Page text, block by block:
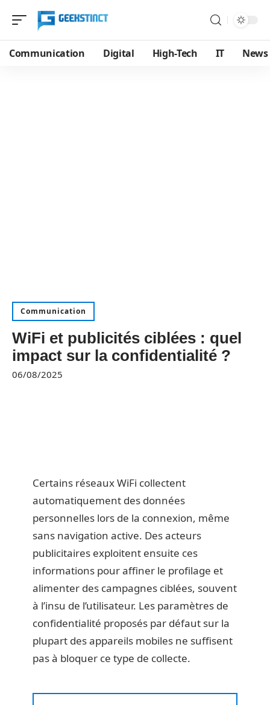
Communication Digital High-Tech IT News
Communication
WiFi et publicités ciblées : quel
impact sur la confidentialité ?
06/08/2025
Certains réseaux WiFi collectent
automatiquement des données
personnelles lors de la connexion, même
sans navigation active. Des acteurs
publicitaires exploitent ensuite ces
informations pour affiner le profilage et
alimenter des campagnes ciblées, souvent
à l’insu de l’utilisateur. Les paramètres de
confidentialité proposés par défaut sur la
plupart des appareils mobiles ne suffisent
pas à bloquer ce type de collecte.